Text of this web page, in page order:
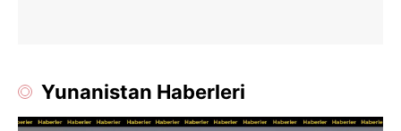
Yunanistan Haberleri